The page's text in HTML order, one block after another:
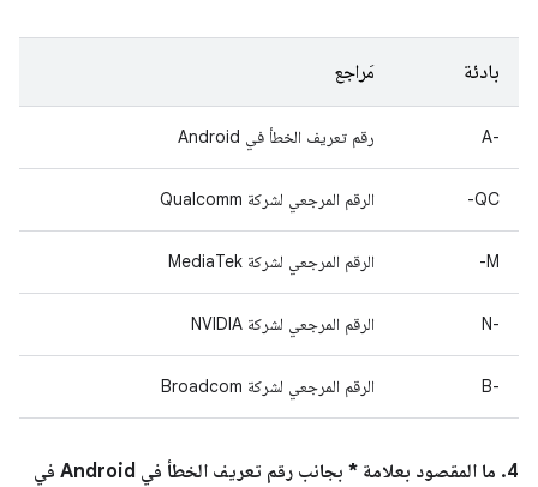
بادئة مَراجع
A-‎ رقم تعريف الخطأ في Android
QC- الرقم المرجعي لشركة Qualcomm
M- الرقم المرجعي لشركة MediaTek
‫N-‎ الرقم المرجعي لشركة NVIDIA
B-‎ الرقم المرجعي لشركة Broadcom
4. ما المقصود بعلامة * بجانب رقم تعريف الخطأ في Android في